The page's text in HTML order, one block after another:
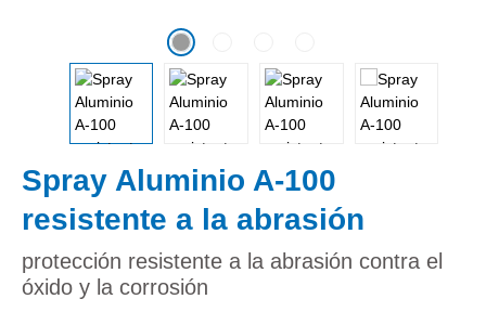
Spray Aluminio A-100
resistente a la abrasión
protección resistente a la abrasión contra el
óxido y la corrosión